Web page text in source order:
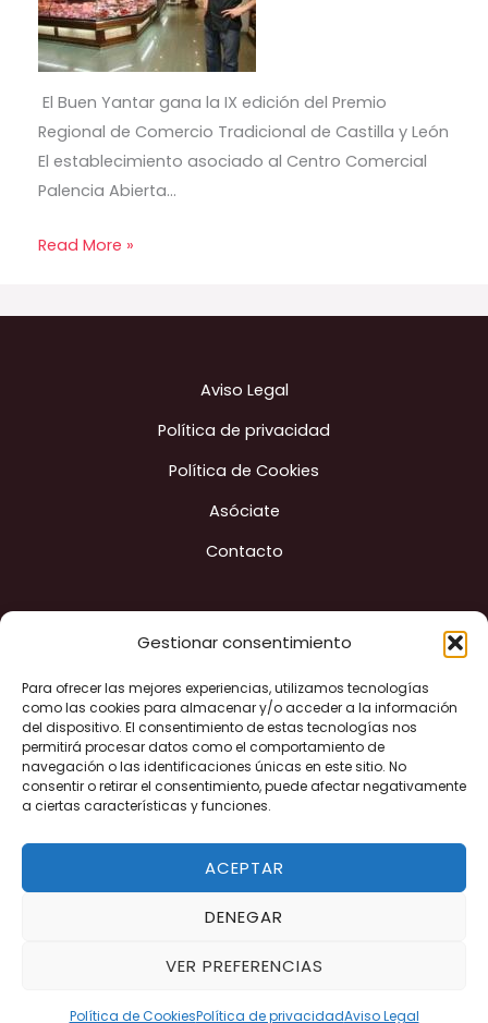
Gestionar consentimiento
Para ofrecer las mejores experiencias, utilizamos tecnologías
como las cookies para almacenar y/o acceder a la información
del dispositivo. El consentimiento de estas tecnologías nos
permitirá procesar datos como el comportamiento de
navegación o las identificaciones únicas en este sitio. No
consentir o retirar el consentimiento, puede afectar negativamente
a ciertas características y funciones.
ACEPTAR
DENEGAR
VER PREFERENCIAS
Política de CookiesPolítica de privacidadAviso Legal
El Buen Yantar gana la IX edición del Premio
Regional de Comercio Tradicional de Castilla y León
El establecimiento asociado al Centro Comercial
Palencia Abierta…
Read More »
Aviso Legal
Política de privacidad
Política de Cookies
Asóciate
Contacto
Construyendo ciudad
"Financiado por la Unión Europea - Next Generation EU"